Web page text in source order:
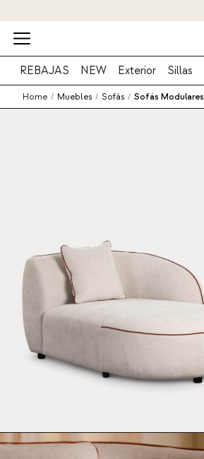
REBAJAS NEW Exterior Sillas
Home / Muebles / Sofás / Sofás Modulares